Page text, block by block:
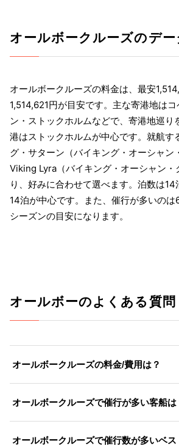
オールボークルーズのデー
オールボークルーズの料金は、最安
1,514,621円が目安です。主な寄港地は
ン・ストックホルムなどで、寄港地巡り
港はストックホルムが中心です。就航す
グ・サターン（バイキング・オーシャン
Viking Lyra（バイキング・オーシャン・
り、好みに合わせて選べます。泊数は
14泊が中心です。また、催行が多いのは
シーズンの目安になります。
オールボーのよくある質問
オールボークルーズの料金/費用は？
オールボークルーズで催行が多い客船は
オールボークルーズで催行数が多いベス